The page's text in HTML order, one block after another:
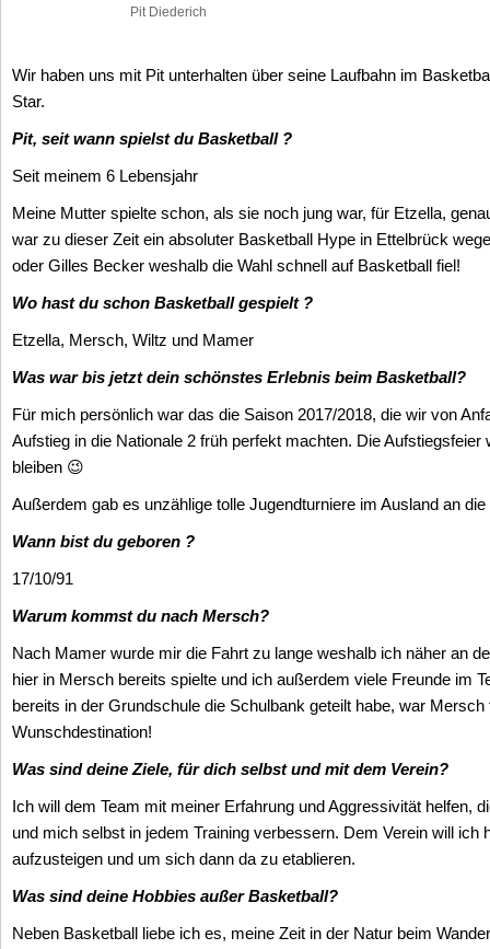
Pit Diederich
Wir haben uns mit Pit unterhalten über seine Laufbahn im
Star.
Pit, seit wann spielst du Basketball ?
Seit meinem 6 Lebensjahr
Meine Mutter spielte schon, als sie noch jung war, für Etzella,
war zu dieser Zeit ein absoluter Basketball Hype in Ettelbrück
oder Gilles Becker weshalb die Wahl schnell auf Basketball fiel!
Wo hast du schon Basketball gespielt ?
Etzella, Mersch, Wiltz und Mamer
Was war bis jetzt dein schönstes Erlebnis beim Basketball?
Für mich persönlich war das die Saison 2017/2018, die wir von
Aufstieg in die Nationale 2 früh perfekt machten. Die Aufstiegsfeier
bleiben 😉
Außerdem gab es unzählige tolle Jugendturniere im Ausland an
Wann bist du geboren ?
17/10/91
Warum kommst du nach Mersch?
Nach Mamer wurde mir die Fahrt zu lange weshalb ich näher an
hier in Mersch bereits spielte und ich außerdem viele Freunde im
bereits in der Grundschule die Schulbank geteilt habe, war
Wunschdestination!
Was sind deine Ziele, für dich selbst und mit dem Verein?
Ich will dem Team mit meiner Erfahrung und Aggressivität helfen,
und mich selbst in jedem Training verbessern. Dem Verein will ich
aufzusteigen und um sich dann da zu etablieren.
Was sind deine Hobbies außer Basketball?
Neben Basketball liebe ich es, meine Zeit in der Natur beim